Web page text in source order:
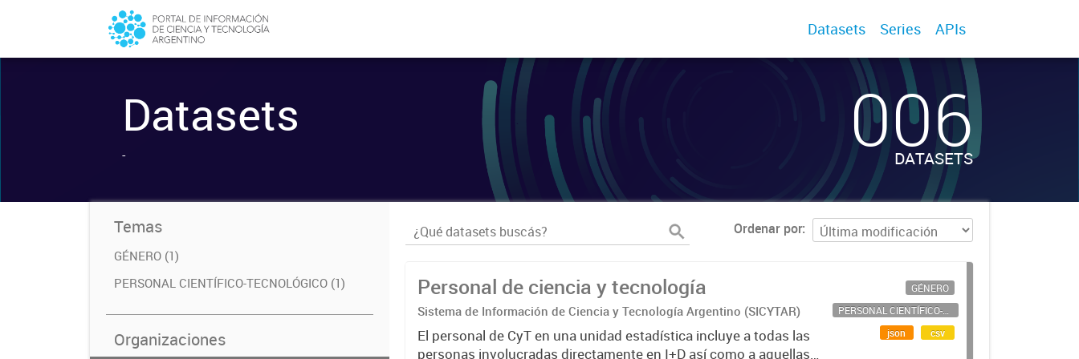
Datasets Series APIs
Datasets
- 006
DATASETS
Temas
GÉNERO (1)
PERSONAL CIENTÍFICO-TECNOLÓGICO (1)
Organizaciones
Ordenar por
Personal de ciencia y tecnología
Sistema de Información de Ciencia y Tecnología Argentino (SICYTAR)
El personal de CyT en una unidad estadística incluye a todas las
personas involucradas directamente en I+D así como a aquellas
GÉNERO
PERSONAL CIENTÍFICO-TECNOLÓGICO
json
csv